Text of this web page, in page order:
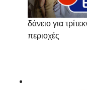
δάνειο για
περιοχές